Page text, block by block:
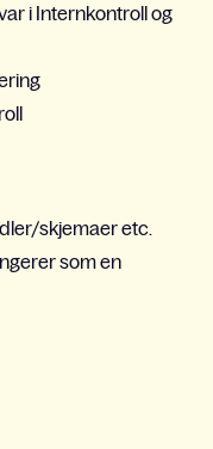
i Internkontroll og
skjemaer etc.
som en